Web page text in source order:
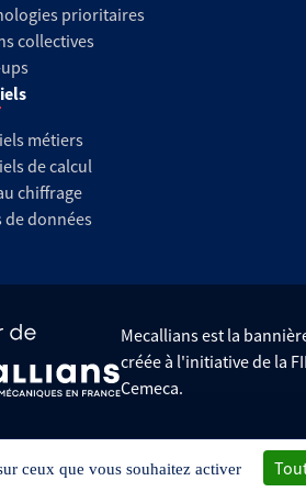
prioritaires
collectives
métiers
de calcul
chiffrage
de données
Mecallians est la
créée à l'initiative de la
Cemeca.
Données personnelles
ceux que vous souhaitez activer